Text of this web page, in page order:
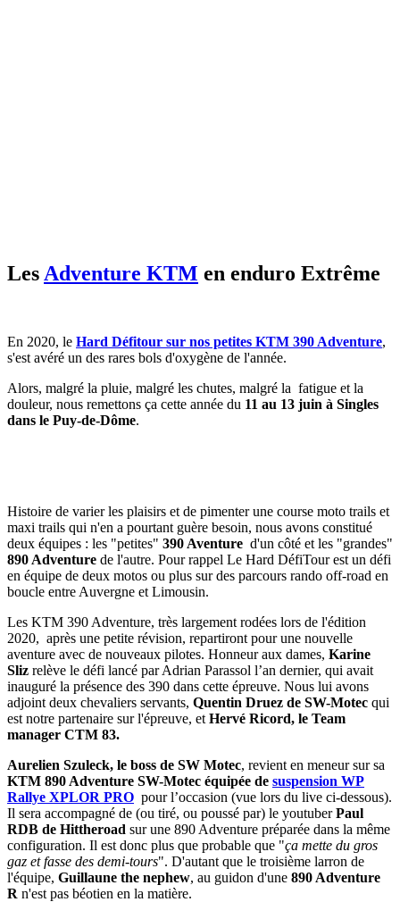
Les Adventure KTM en enduro Extrême
En 2020, le Hard Défitour sur nos petites KTM 390 Adventure,
s'est avéré un des rares bols d'oxygène de l'année.
Alors, malgré la pluie, malgré les chutes, malgré la fatigue et la
douleur, nous remettons ça cette année du 11 au 13 juin à Singles
dans le Puy-de-Dôme.
Histoire de varier les plaisirs et de pimenter une course moto trails et
maxi trails qui n'en a pourtant guère besoin, nous avons constitué
deux équipes : les "petites" 390 Aventure d'un côté et les "grandes"
890 Adventure de l'autre. Pour rappel Le Hard DéfiTour est un défi
en équipe de deux motos ou plus sur des parcours rando off-road en
boucle entre Auvergne et Limousin.
Les KTM 390 Adventure, très largement rodées lors de l'édition
2020, après une petite révision, repartiront pour une nouvelle
aventure avec de nouveaux pilotes. Honneur aux dames, Karine
Sliz relève le défi lancé par Adrian Parassol l’an dernier, qui avait
inauguré la présence des 390 dans cette épreuve. Nous lui avons
adjoint deux chevaliers servants, Quentin Druez de SW-Motec qui
est notre partenaire sur l'épreuve, et Hervé Ricord, le Team
manager CTM 83.
Aurelien Szuleck, le boss de SW Motec, revient en meneur sur sa
KTM 890 Adventure SW-Motec équipée de suspension WP
Rallye XPLOR PRO pour l’occasion (vue lors du live ci-dessous).
Il sera accompagné de (ou tiré, ou poussé par) le youtuberPaul
RDB de Hittheroad sur une 890 Adventure préparée dans la même
configuration. Il est donc plus que probable que "ça mette du gros
gaz et fasse des demi-tours". D'autant que le troisième larron de
l'équipe, Guillaune the nephew, au guidon d'une 890 Adventure
R n'est pas béotien en la matière.